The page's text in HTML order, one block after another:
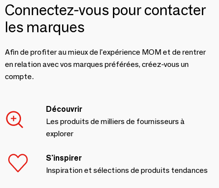
Connectez-vous pour contacter
les marques
Afin de profiter au mieux de l'expérience MOM et de rentrer
en relation avec vos marques préférées, créez-vous un
compte.
Découvrir
Les produits de milliers de fournisseurs à
explorer
S'inspirer
Inspiration et sélections de produits tendances